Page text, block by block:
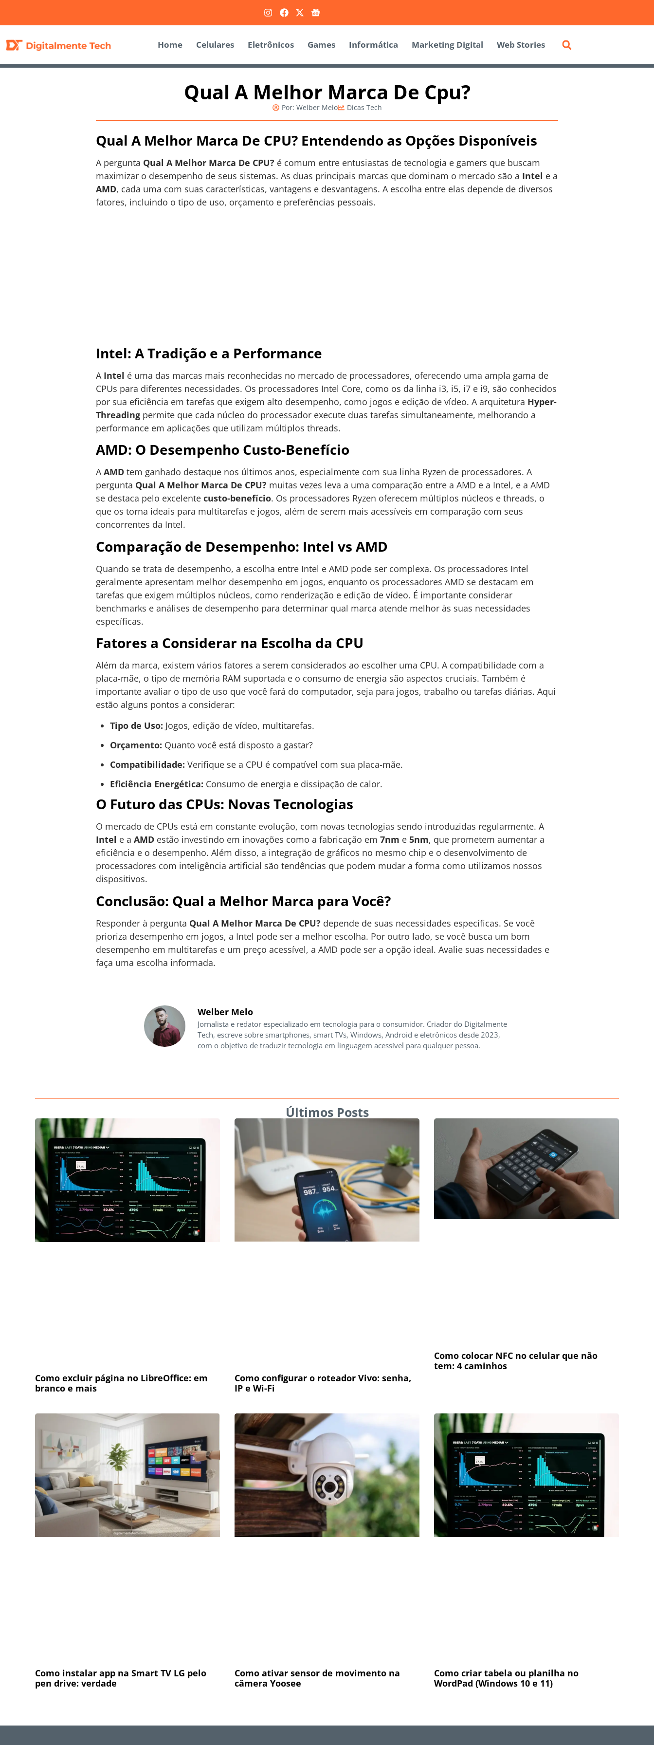
Home Celulares Eletrônicos Games Informática Marketing Digital Web Stories
Qual A Melhor Marca De Cpu?
Por: Welber Melo Dicas Tech
Qual A Melhor Marca De CPU? Entendendo as Opções Disponíveis
A pergunta Qual A Melhor Marca De CPU? é comum entre entusiastas de tecnologia e gamers que buscam
maximizar o desempenho de seus sistemas. As duas principais marcas que dominam o mercado são a Intel e a
AMD, cada uma com suas características, vantagens e desvantagens. A escolha entre elas depende de diversos
fatores, incluindo o tipo de uso, orçamento e preferências pessoais.
Intel: A Tradição e a Performance
A Intel é uma das marcas mais reconhecidas no mercado de processadores, oferecendo uma ampla gama de
CPUs para diferentes necessidades. Os processadores Intel Core, como os da linha i3, i5, i7 e i9, são conhecidos
por sua eficiência em tarefas que exigem alto desempenho, como jogos e edição de vídeo. A arquitetura Hyper-
Threading permite que cada núcleo do processador execute duas tarefas simultaneamente, melhorando a
performance em aplicações que utilizam múltiplos threads.
AMD: O Desempenho Custo-Benefício
AAMD tem ganhado destaque nos últimos anos, especialmente com sua linha Ryzen de processadores. A
pergunta Qual A Melhor Marca De CPU? muitas vezes leva a uma comparação entre a AMD e a Intel, e a AMD
se destaca pelo excelente custo-benefício. Os processadores Ryzen oferecem múltiplos núcleos e threads, o
que os torna ideais para multitarefas e jogos, além de serem mais acessíveis em comparação com seus
concorrentes da Intel.
Comparação de Desempenho: Intel vs AMD
Quando se trata de desempenho, a escolha entre Intel e AMD pode ser complexa. Os processadores Intel
geralmente apresentam melhor desempenho em jogos, enquanto os processadores AMD se destacam em
tarefas que exigem múltiplos núcleos, como renderização e edição de vídeo. É importante considerar
benchmarks e análises de desempenho para determinar qual marca atende melhor às suas necessidades
específicas.
Fatores a Considerar na Escolha da CPU
Além da marca, existem vários fatores a serem considerados ao escolher uma CPU. A compatibilidade com a
placa-mãe, o tipo de memória RAM suportada e o consumo de energia são aspectos cruciais. Também é
importante avaliar o tipo de uso que você fará do computador, seja para jogos, trabalho ou tarefas diárias. Aqui
estão alguns pontos a considerar:
Tipo de Uso: Jogos, edição de vídeo, multitarefas.
Orçamento: Quanto você está disposto a gastar?
Compatibilidade: Verifique se a CPU é compatível com sua placa-mãe.
Eficiência Energética: Consumo de energia e dissipação de calor.
O Futuro das CPUs: Novas Tecnologias
O mercado de CPUs está em constante evolução, com novas tecnologias sendo introduzidas regularmente. A
Intel e a AMD estão investindo em inovações como a fabricação em 7nm e 5nm, que prometem aumentar a
eficiência e o desempenho. Além disso, a integração de gráficos no mesmo chip e o desenvolvimento de
processadores com inteligência artificial são tendências que podem mudar a forma como utilizamos nossos
dispositivos.
Conclusão: Qual a Melhor Marca para Você?
Responder à pergunta Qual A Melhor Marca De CPU? depende de suas necessidades específicas. Se você
prioriza desempenho em jogos, a Intel pode ser a melhor escolha. Por outro lado, se você busca um bom
desempenho em multitarefas e um preço acessível, a AMD pode ser a opção ideal. Avalie suas necessidades e
faça uma escolha informada.
Welber Melo
Jornalista e redator especializado em tecnologia para o consumidor. Criador do Digitalmente
Tech, escreve sobre smartphones, smart TVs, Windows, Android e eletrônicos desde 2023,
com o objetivo de traduzir tecnologia em linguagem acessível para qualquer pessoa.
Últimos Posts
Como excluir página no LibreOffice: em
branco e mais
Como configurar o roteador Vivo: senha,
IP e Wi-Fi
Como colocar NFC no celular que não
tem: 4 caminhos
Como instalar app na Smart TV LG pelo
pen drive: verdade
Como ativar sensor de movimento na
câmera Yoosee
Como criar tabela ou planilha no
WordPad (Windows 10 e 11)